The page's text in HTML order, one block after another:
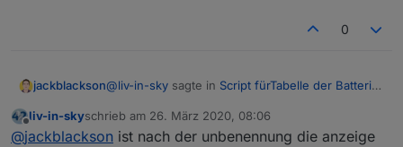
0
jackblackson@liv-in-sky sagte in Script fürTabelle der Batterie
@jackblacksonoder meinst du das hier ?
Offline
liv-in-skyschrieb am 26. März 2020, 08:06
zuletzt editiert von
@jackblackson ist nach der unbenennung die anzeige